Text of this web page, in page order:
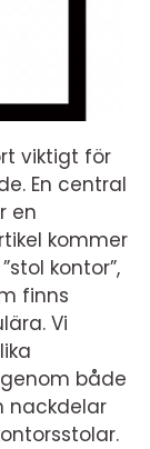
viktigt för
En central
en
kommer
kontor”,
finns
Vi
både
nackdelar